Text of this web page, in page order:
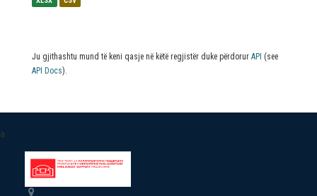
Ju gjithashtu mund të keni qasje në këtë regjistër duke përdorur API (see
API Docs).
a